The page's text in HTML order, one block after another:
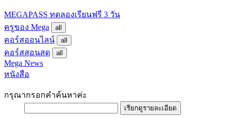
MEGAPASS ทดลองเรียนฟรี 3 วัน
ครูของ Mega
all
คอร์สออนไลน์ all
คอร์สสอนสด all
Mega News
หนังสือ
กรุณากรอกคำค้นหาค่ะ
เรียกดูรายละเอียด